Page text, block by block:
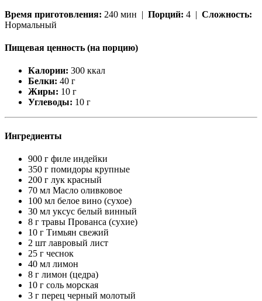
Время приготовления: 240 мин | Порций: 4 | Сложность:
Нормальный
Пищевая ценность (на порцию)
Калории: 300 ккал
Белки: 40 г
Жиры: 10 г
Углеводы: 10 г
Ингредиенты
900 г филе индейки
350 г помидоры крупные
200 г лук красный
70 мл Масло оливковое
100 мл белое вино (сухое)
30 мл уксус белый винный
8 г травы Прованса (сухие)
10 г Тимьян свежий
2 шт лавровый лист
25 г чеснок
40 мл лимон
8 г лимон (цедра)
10 г соль морская
3 г перец черный молотый